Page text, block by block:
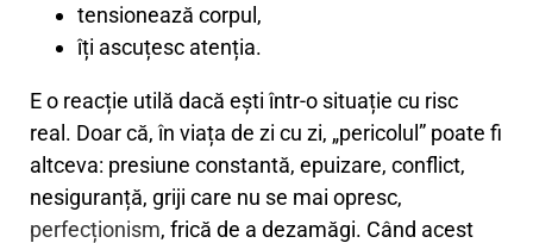
tensionează corpul,
îți ascuțesc atenția.
E o reacție utilă dacă ești într-o situație cu risc
real. Doar că, în viața de zi cu zi, „pericolul” poate fi
altceva: presiune constantă, epuizare, conflict,
nesiguranță, griji care nu se mai opresc,
perfecționism, frică de a dezamăgi. Când acest